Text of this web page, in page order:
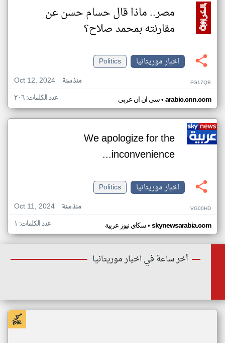
مصر.. ماذا قال حسام حسن عن
مقارنته بمحمد صلاح؟
اخبار موريتانيا
Politics
Oct 12, 2024
منذ سنة FG17QB
سي ان ان عربي• arabic.cnn.com عدد الكلمات: ٢٠٦
We apologize for the
inconvenience...
اخبار موريتانيا
Politics
Oct 11, 2024
منذ سنة VG00HD
سكاي نيوز عربية• skynewsarabia.com عدد الكلمات: ١
أخر ساعة في اخبار موريتانيا